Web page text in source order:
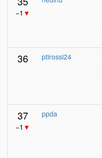
−1 ▼
36 ptirossi24
37
−1 ▼
ppda